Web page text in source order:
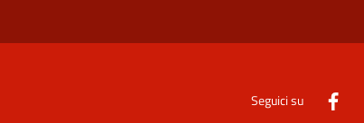
Seguici su